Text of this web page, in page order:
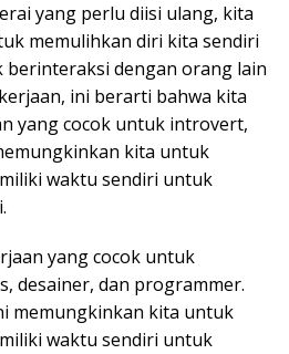
yang perlu diisi ulang, kita
memulihkan diri kita sendiri
berinteraksi dengan orang lain
ini berarti bahwa kita
yang cocok untuk introvert,
kita untuk
waktu sendiri untuk
yang cocok untuk
desainer, dan programmer.
memungkinkan kita untuk
waktu sendiri untuk